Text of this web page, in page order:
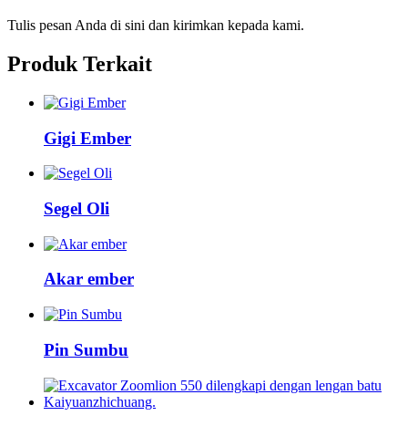
Tulis pesan Anda di sini dan kirimkan kepada kami.
Produk Terkait
Gigi Ember
Segel Oli
Akar ember
Pin Sumbu